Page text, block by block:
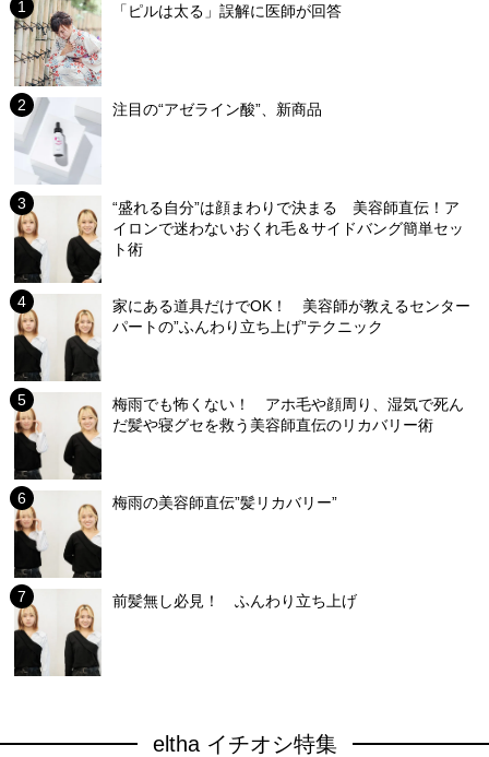
「ピルは太る」誤解に医師が回答
注目の“アゼライン酸”、新商品
“盛れる自分”は顔まわりで決まる 美容師直伝！ア
イロンで迷わないおくれ毛＆サイドバング簡単セッ
ト術
家にある道具だけでOK！ 美容師が教えるセンター
パートの”ふんわり立ち上げ”テクニック
梅雨でも怖くない！ アホ毛や顔周り、湿気で死ん
だ髪や寝グセを救う美容師直伝のリカバリー術
梅雨の美容師直伝”髪リカバリー”
前髪無し必見！ ふんわり立ち上げ
eltha イチオシ特集